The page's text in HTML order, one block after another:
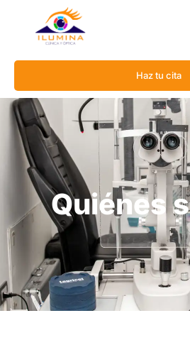
Haz tu cita
Quiénes